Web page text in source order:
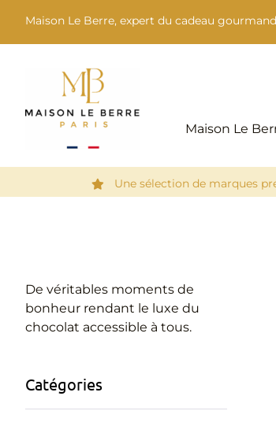
contenu
Maison Le Berre, expert du cadeau
Maison Le
Une sélection de marques
De véritables moments de
bonheur rendant le luxe du
chocolat accessible à tous.
Catégories